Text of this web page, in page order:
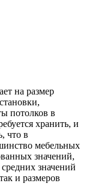
на размер
потолков в
хранить, и
что в
мебельных
значений,
значений
и размеров